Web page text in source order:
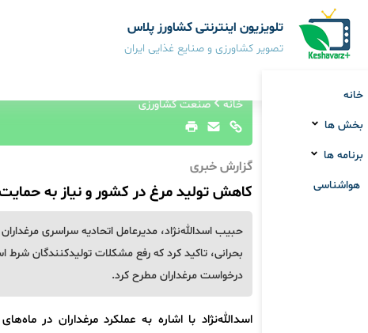
تلویزیون اینترنتی کشاورز پلاس
تصویر کشاورزی و صنایع غذایی ایران
خانه
بخش ها
برنامه ها
هواشناسی
خانه صنعت کشاورزی
گزارش خبری
کاهش تولید مرغ در کشور و نیاز به
حبیب اسدالله‌نژاد، مدیرعامل اتحادیه سراسری
بحرانی، تاکید کرد که رفع مشکلات تولیدکنندگان شرط
درخواست مرغداران مطرح کرد.
اسدالله‌نژاد با اشاره به عملکرد مرغداران در